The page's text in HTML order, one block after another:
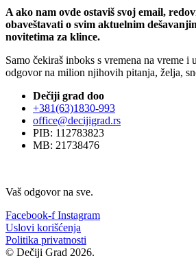
A ako nam ovde ostaviš svoj email,
obaveštavati o svim aktuelnim
novitetima za klince.
Samo čekiraš inboks s vremena na vreme i
odgovor na milion njihovih pitanja, želja,
Dečiji grad doo
+381(63)1830-993
office@decijigrad.rs
PIB: 112783823
MB: 21738476
Vaš odgovor na sve.
Facebook-f Instagram
Uslovi korišćenja
Politika privatnosti
© Dečiji Grad 2026.